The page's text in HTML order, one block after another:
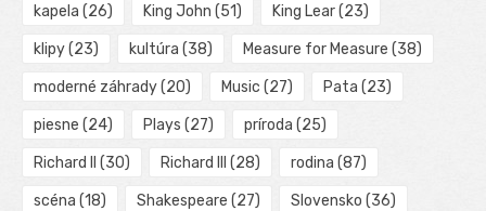
kapela (26) King John (51) King Lear(23)
klipy(23) kultúra (38) Measure for Measure (38)
moderné záhrady(20) Music (27) Pata (23)
piesne (24) Plays (27) príroda (25)
Richard II (30) Richard III (28) rodina (87)
scéna (18) Shakespeare (27) Slovensko (36)